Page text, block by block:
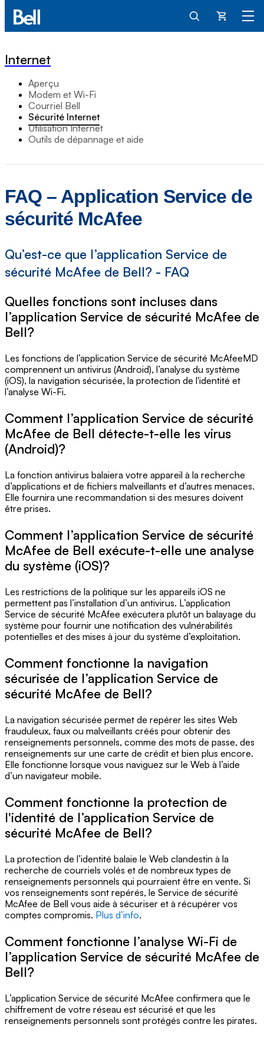
Panier
Internet
Aperçu
Modem et Wi-Fi
Courriel Bell
Sécurité Internet
Utilisation Internet
Outils de dépannage et aide
FAQ – Application Service de
sécurité McAfee
Qu’est-ce que l’application Service de
sécurité McAfee de Bell? - FAQ
Quelles fonctions sont incluses dans
l’application Service de sécurité McAfee de
Bell?
Les fonctions de l’application Service de sécurité McAfeeMD
comprennent un antivirus (Android), l’analyse du système
(iOS), la navigation sécurisée, la protection de l'identité et
l’analyse Wi-Fi.
Comment l’application Service de sécurité
McAfee de Bell détecte-t-elle les virus
(Android)?
La fonction antivirus balaiera votre appareil à la recherche
d’applications et de fichiers malveillants et d’autres menaces.
Elle fournira une recommandation si des mesures doivent
être prises.
Comment l’application Service de sécurité
McAfee de Bell exécute-t-elle une analyse
du système (iOS)?
Les restrictions de la politique sur les appareils iOS ne
permettent pas l’installation d’un antivirus. L’application
Service de sécurité McAfee exécutera plutôt un balayage du
système pour fournir une notification des vulnérabilités
potentielles et des mises à jour du système d’exploitation.
Comment fonctionne la navigation
sécurisée de l’application Service de
sécurité McAfee de Bell?
La navigation sécurisée permet de repérer les sites Web
frauduleux, faux ou malveillants créés pour obtenir des
renseignements personnels, comme des mots de passe, des
renseignements sur une carte de crédit et bien plus encore.
Elle fonctionne lorsque vous naviguez sur le Web à l’aide
d’un navigateur mobile.
Comment fonctionne la protection de
l'identité de l’application Service de
sécurité McAfee de Bell?
La protection de l’identité balaie le Web clandestin à la
recherche de courriels volés et de nombreux types de
renseignements personnels qui pourraient être en vente. Si
vos renseignements sont repérés, le Service de sécurité
McAfee de Bell vous aide à sécuriser et à récupérer vos
comptes compromis. Plus d’info.
Comment fonctionne l’analyse Wi-Fi de
l’application Service de sécurité McAfee de
Bell?
L’application Service de sécurité McAfee confirmera que le
chiffrement de votre réseau est sécurisé et que les
renseignements personnels sont protégés contre les pirates.